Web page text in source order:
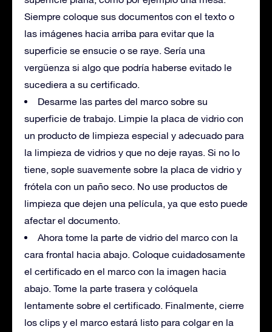
Siempre coloque sus documentos con el texto o
las imágenes hacia arriba para evitar que la
superficie se ensucie o se raye. Sería una
vergüenza si algo que podría haberse evitado le
sucediera a su certificado.
Desarme las partes del marco sobre su
superficie de trabajo. Limpie la placa de vidrio con
un producto de limpieza especial y adecuado para
la limpieza de vidrios y que no deje rayas. Si no lo
tiene, sople suavemente sobre la placa de vidrio y
frótela con un paño seco. No use productos de
limpieza que dejen una película, ya que esto puede
afectar el documento.
Ahora tome la parte de vidrio del marco con la
cara frontal hacia abajo. Coloque cuidadosamente
el certificado en el marco con la imagen hacia
abajo. Tome la parte trasera y colóquela
lentamente sobre el certificado. Finalmente, cierre
los clips y el marco estará listo para colgar en la